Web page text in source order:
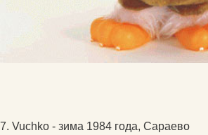
7. Vuchko - зима 1984 года, Сараево